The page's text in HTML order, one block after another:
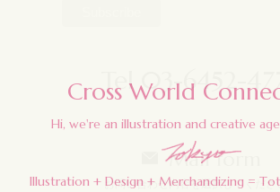
Cross World
Hi, we're an illustration and creative age
Illustration + Design + Merchandizing = Tot
Tel 03-6452-
Mail form
お問い合わせ内容を選択してくださ